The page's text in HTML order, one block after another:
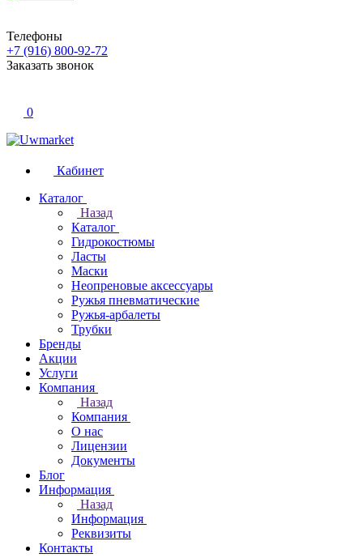
Телефоны
+7 (916) 800-92-72
Заказать звонок
0
Кабинет
Каталог
Назад
Каталог
Гидрокостюмы
Ласты
Маски
Неопреновые аксессуары
Ружья пневматические
Ружья-арбалеты
Трубки
Бренды
Акции
Услуги
Компания
Назад
Компания
О нас
Лицензии
Документы
Блог
Информация
Назад
Информация
Реквизиты
Контакты